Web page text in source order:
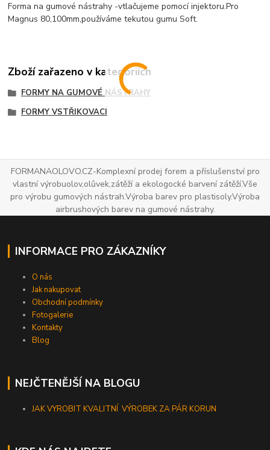
Forma na gumové nástrahy -vtlačujeme pomocí injektoru.Pro
Magnus 80,100mm,používáme tekutou gumu Soft.
Zboží zařazeno v kategoriích
FORMY NA GUMOVÉ NÁSTRAHY
FORMY VSTŘIKOVACÍ
FORMANAOLOVO.CZ-Komplexní prodej forem a příslušenství pro
vlastní výrobuolov,olůvek,zátěží a ekologocké barvení zátěží.Vše
pro výrobu gumových nástrah.Výroba barev pro plastisoly.Výroba
airbrushových barev na gumové nástrahy.
INFORMACE PRO ZÁKAZNÍKY
O nás
Jak nakupovat
Obchodní podmínky
Fotogalerie
Kontakty
Blog
NEJČTENĚJŠÍ NA BLOGU
JAK VYROBIT KVALITNÍ VÝROBEK ZA PÁR KORUN